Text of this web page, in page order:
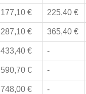
177,10 € 225,40 €
287,10 € 365,40 €
433,40 € -
590,70 € -
748,00 € -